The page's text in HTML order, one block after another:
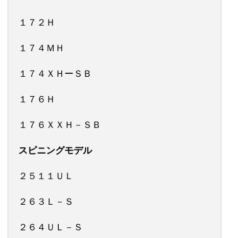
１７２Ｈ
１７４ＭＨ
１７４ＸＨーＳＢ
１７６Ｈ
１７６ＸＸＨ－ＳＢ
スピニングモデル
２５１１ＵＬ
２６３Ｌ－Ｓ
２６４ＵＬ－Ｓ